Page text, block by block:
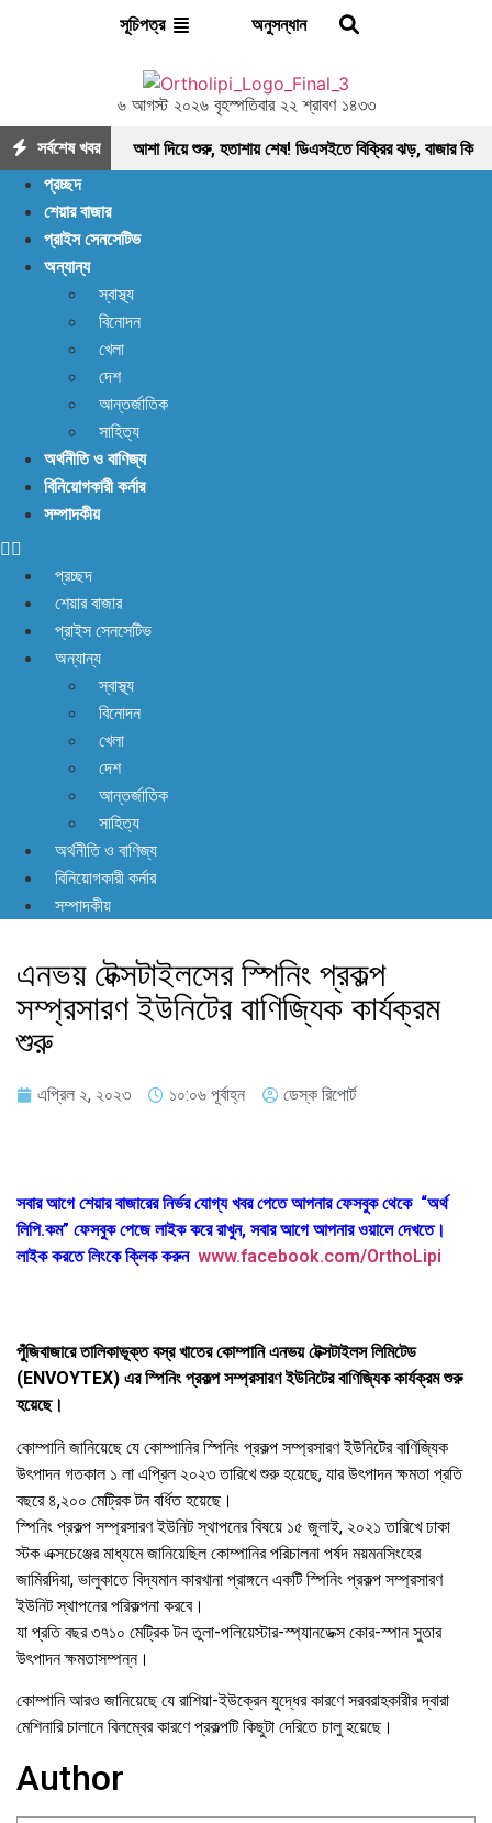
সূচিপত্র অনুসন্ধান
৬ আগস্ট ২০২৬ বৃহস্পতিবার ২২ শ্রাবণ ১৪৩৩
সর্বশেষ খবর আশা দিয়ে শুরু, হতাশায় শেষ! ডিএসইতে বিক্রির ঝড়, বাজার কি
প্রাণ ফিরছে, বাড়ছে লেনদেন, বাজারের পরবর্তী গন্তব্য কোথায়?
শেয়ারবাজার, নেপথ্যে কী?
না! আছে প্রতিকার
কোটি ৯৩ লাখ ৯০ হাজার মার্কিন ডলার রেমিট্যান্স
যেকেনো সময়ের চেয়ে বেশি খাদ্য মজুত আছে: খাদ্য মন্ত্রণালয়
প্রচ্ছদ
শেয়ার বাজার
প্রাইস সেনসেটিভ
অন্যান্য
স্বাস্থ্য
বিনোদন
খেলা
দেশ
আন্তর্জাতিক
সাহিত্য
অর্থনীতি ও বাণিজ্য
বিনিয়োগকারী কর্নার
সম্পাদকীয়
প্রচ্ছদ
শেয়ার বাজার
প্রাইস সেনসেটিভ
অন্যান্য
স্বাস্থ্য
বিনোদন
খেলা
দেশ
আন্তর্জাতিক
সাহিত্য
অর্থনীতি ও বাণিজ্য
বিনিয়োগকারী কর্নার
সম্পাদকীয়
এনভয় টেক্সটাইলসের স্পিনিং প্রকল্প
সম্প্রসারণ ইউনিটের বাণিজ্যিক কার্যক্রম
শুরু
এপ্রিল ২, ২০২৩ ১০:০৬ পূর্বাহ্ন ডেস্ক রিপোর্ট
সবার আগে শেয়ার বাজারের নির্ভর যোগ্য খবর পেতে আপনার ফেসবুক থেকে “অর্থ
লিপি.কম” ফেসবুক পেজে লাইক করে রাখুন, সবার আগে আপনার ওয়ালে দেখতে।
লাইক করতে লিংকে ক্লিক করুন www.facebook.com/OrthoLipi
পুঁজিবাজারে তালিকাভূক্ত বস্র খাতের কোম্পানি এনভয় টেক্সটাইলস লিমিটেড
(ENVOYTEX) এর স্পিনিং প্রকল্প সম্প্রসারণ ইউনিটের বাণিজ্যিক কার্যক্রম শুরু
হয়েছে।
কোম্পানি জানিয়েছে যে কোম্পানির স্পিনিং প্রকল্প সম্প্রসারণ ইউনিটের বাণিজ্যিক
উৎপাদন গতকাল ১ লা এপ্রিল ২০২৩ তারিখে শুরু হয়েছে, যার উৎপাদন ক্ষমতা প্রতি
বছরে ৪,২০০ মেট্রিক টন বর্ধিত হয়েছে।
স্পিনিং প্রকল্প সম্প্রসারণ ইউনিট স্থাপনের বিষয়ে ১৫ জুলাই, ২০২১ তারিখে ঢাকা
স্টক এক্সচেঞ্জের মাধ্যমে জানিয়েছিল কোম্পানির পরিচালনা পর্ষদ ময়মনসিংহের
জামিরদিয়া, ভালুকাতে বিদ্যমান কারখানা প্রাঙ্গনে একটি স্পিনিং প্রকল্প সম্প্রসারণ
ইউনিট স্থাপনের পরিকল্পনা করবে।
যা প্রতি বছর ৩৭১০ মেট্রিক টন তুলা-পলিয়েস্টার-স্প্যানডেক্স কোর-স্পান সুতার
উৎপাদন ক্ষমতাসম্পন্ন।
কোম্পানি আরও জানিয়েছে যে রাশিয়া-ইউক্রেন যুদ্ধের কারণে সরবরাহকারীর দ্বারা
মেশিনারি চালানে বিলম্বের কারণে প্রকল্পটি কিছুটা দেরিতে চালু হয়েছে।
Author